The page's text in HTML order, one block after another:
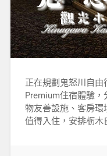
正在規劃鬼怒川自
Premium住宿體驗
物友善設施、客房環
值得入住，安排栃木